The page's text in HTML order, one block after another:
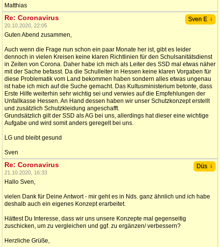
Matthias
Sven E ↓
Re: Coronavirus
20.10.2020, 22:05
Guten Abend zusammen,
Auch wenn die Frage nun schon ein paar Monate her ist, gibt es leider
dennoch in vielen Kreisen keine klaren Richtlinien für den Schulsanitätsdienst
in Zeiten von Corona. Daher habe ich mich als Leiter des SSD mal etwas näher
mit der Sache befasst. Da die Schulleiter in Hessen keine klaren Vorgaben für
diese Problematik vom Land bekommen haben sondern alles etwas ungenau
ist habe ich mich auf die Suche gemacht. Das Kultusministerium betonte, dass
Erste Hilfe weiterhin sehr wichtig sei und verwies auf die Empfehlungen der
Unfallkasse Hessen. An Hand dessen haben wir unser Schutzkonzept erstellt
und zusätzlich Schutzkleidung angeschafft.
Grundsätzlich gilt der SSD als AG bei uns, allerdings hat dieser eine wichtige
Aufgabe und wird somit anders geregelt bei uns.
LG und bleibt gesund
Sven
Düs ↓
Re: Coronavirus
21.10.2020, 16:33
Hallo Sven,
vielen Dank für Deine Antwort - mir geht es in Nds. ganz ähnlich und ich habe
deshalb auch ein eigenes Konzept erarbeitet.
Hättest Du Interesse, dass wir uns unsere Konzepte mal gegenseitig
zuschicken, um zu vergleichen und ggf. zu ergänzen/ verbessern?
Herzliche Grüße,